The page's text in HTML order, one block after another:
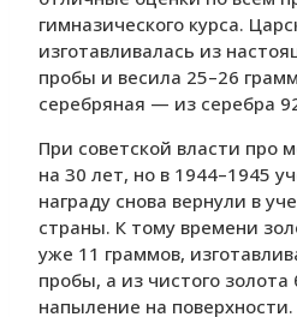
гимназического курса.
изготавливалась из
пробы и весила 25–26
серебряная — из серебра
При советской власти про
на 30 лет, но в 1944–1945
награду снова вернули в
страны. К тому времени
уже 11 граммов,
пробы, а из чистого
напыление на